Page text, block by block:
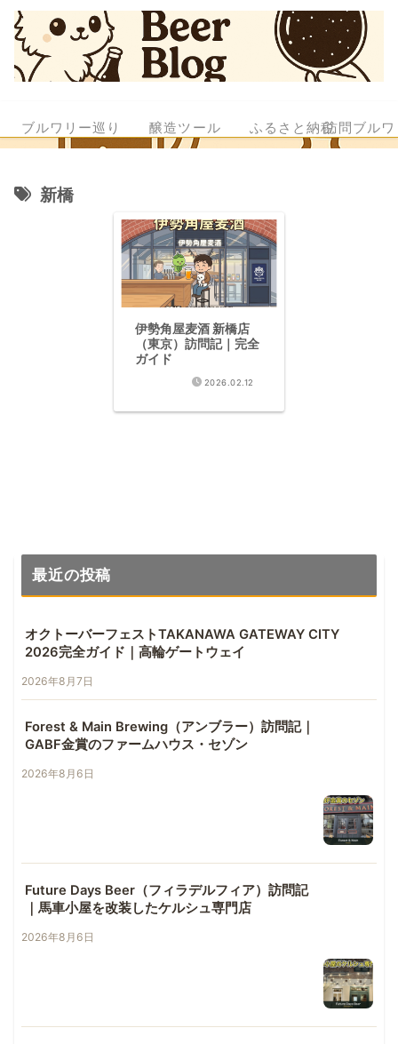
ブルワリー巡り 醸造ツール ふるさと納税訪問ブル
新橋
伊勢角屋麦酒 新橋店
（東京）訪問記｜完全
ガイド
2026.02.12
最近の投稿
オクトーバーフェストTAKANAWA GATEWAY CITY
2026完全ガイド｜高輪ゲートウェイ
2026年8月7日
Forest & Main Brewing（アンブラー）訪問記｜
GABF金賞のファームハウス・セゾン
2026年8月6日
Future Days Beer（フィラデルフィア）訪問記
｜馬車小屋を改装したケルシュ専門店
2026年8月6日